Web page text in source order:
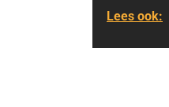
Lees ook: